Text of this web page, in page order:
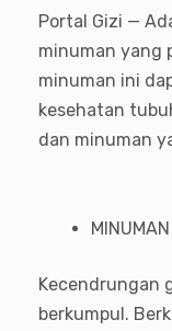
Portal Gizi —
minuman yang
minuman ini
kesehatan
dan minuman
MINUMAN
Kecendrungan
berkumpul.